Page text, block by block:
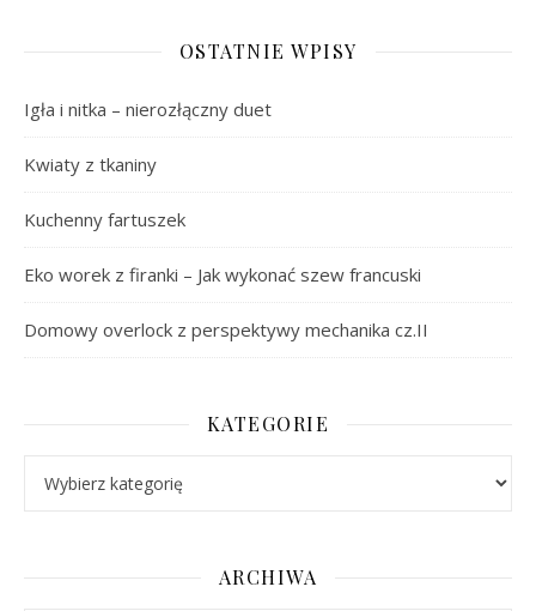
OSTATNIE WPISY
Igła i nitka – nierozłączny duet
Kwiaty z tkaniny
Kuchenny fartuszek
Eko worek z firanki – Jak wykonać szew francuski
Domowy overlock z perspektywy mechanika cz.II
KATEGORIE
ARCHIWA